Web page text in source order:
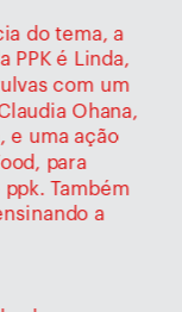
do tema, a
PPK é Linda,
com um
Ohana,
e uma ação
para
Também
a